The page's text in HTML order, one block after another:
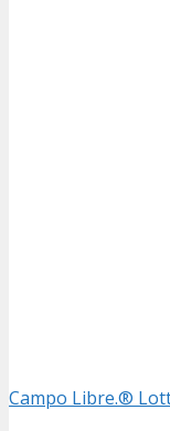
Campo Libre.®